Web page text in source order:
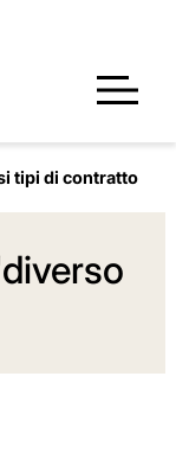
tipi di contratto